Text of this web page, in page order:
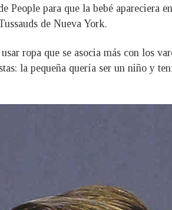
para que la bebé apareciera
de Nueva York.
ropa que se asocia más con los
la pequeña quería ser un niño y